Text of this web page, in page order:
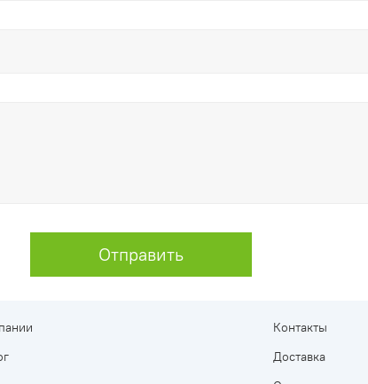
Отправить
Контакты
Доставка